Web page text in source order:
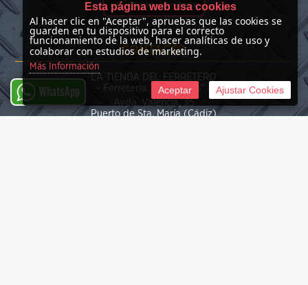
CONTACTO
LA TIENDA DEL FERRETERO
- Ferretería "Las Nieves" -
Avda. Valencia, 35
Puerto de Sta. María (Cádiz)
WhatsApp
Esta página web usa cookies
Al hacer clic en "Aceptar", apruebas que las cookies se
guarden en tu dispositivo para el correcto
funcionamiento de la web, hacer analíticas de uso y
colaborar con estudios de marketing.
Más Información
Aceptar Ajustar Cookies